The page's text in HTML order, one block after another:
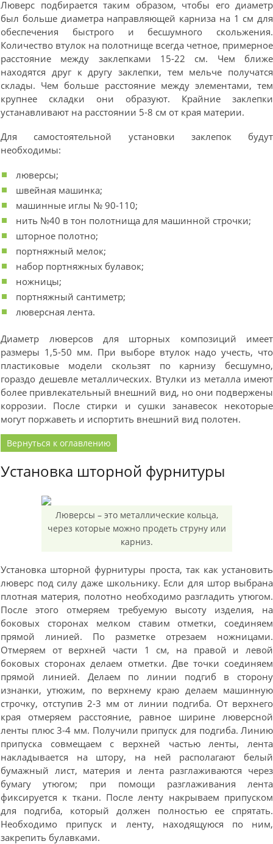
Люверс подбирается таким образом, чтобы его диаметр
был больше диаметра направляющей карниза на 1 см для
обеспечения быстрого и бесшумного скольжения.
Количество втулок на полотнище всегда четное, примерное
расстояние между заклепками 15-22 см. Чем ближе
находятся друг к другу заклепки, тем мельче получатся
склады. Чем больше расстояние между элементами, тем
крупнее складки они образуют. Крайние заклепки
устанавливают на расстоянии 5-8 см от края материи.
Для самостоятельной установки заклепок будут
необходимы:
люверсы;
швейная машинка;
машинные иглы № 90-110;
нить №40 в тон полотнища для машинной строчки;
шторное полотно;
портняжный мелок;
набор портняжных булавок;
ножницы;
портняжный сантиметр;
люверсная лента.
Диаметр люверсов для шторных композиций имеет
размеры 1,5-50 мм. При выборе втулок надо учесть, что
пластиковые модели скользят по карнизу бесшумно,
гораздо дешевле металлических. Втулки из металла имеют
более привлекательный внешний вид, но они подвержены
коррозии. После стирки и сушки занавесок некоторые
могут поржаветь и испортить внешний вид полотен.
Вернуться к оглавлению
Установка шторной фурнитуры
Люверсы – это металлические кольца,
через которые можно продеть струну или
карниз.
Установка шторной фурнитуры проста, так как установить
люверс под силу даже школьнику. Если для штор выбрана
плотная материя, полотно необходимо разгладить утюгом.
После этого отмеряем требуемую высоту изделия, на
боковых сторонах мелком ставим отметки, соединяем
прямой линией. По разметке отрезаем ножницами.
Отмеряем от верхней части 1 см, на правой и левой
боковых сторонах делаем отметки. Две точки соединяем
прямой линией. Делаем по линии подгиб в сторону
изнанки, утюжим, по верхнему краю делаем машинную
строчку, отступив 2-3 мм от линии подгиба. От верхнего
края отмеряем расстояние, равное ширине люверсной
ленты плюс 3-4 мм. Получили припуск для подгиба. Линию
припуска совмещаем с верхней частью ленты, лента
накладывается на штору, на ней располагают белый
бумажный лист, материя и лента разглаживаются через
бумагу утюгом; при помощи разглаживания лента
фиксируется к ткани. После ленту накрываем припуском
для подгиба, который должен полностью ее спрятать.
Необходимо припуск и ленту, находящуюся по ним,
закрепить булавками.